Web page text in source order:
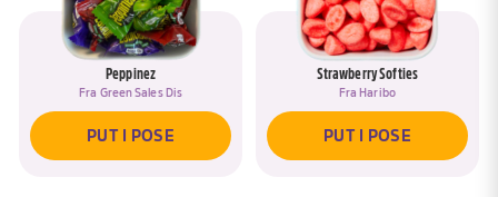
Peppinez
Fra Green Sales Dis
PUT I POSE
Strawberry Softies
Fra Haribo
PUT I POSE